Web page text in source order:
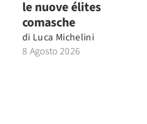
le nuove élites
comasche
di Luca Michelini
8 Agosto 2026